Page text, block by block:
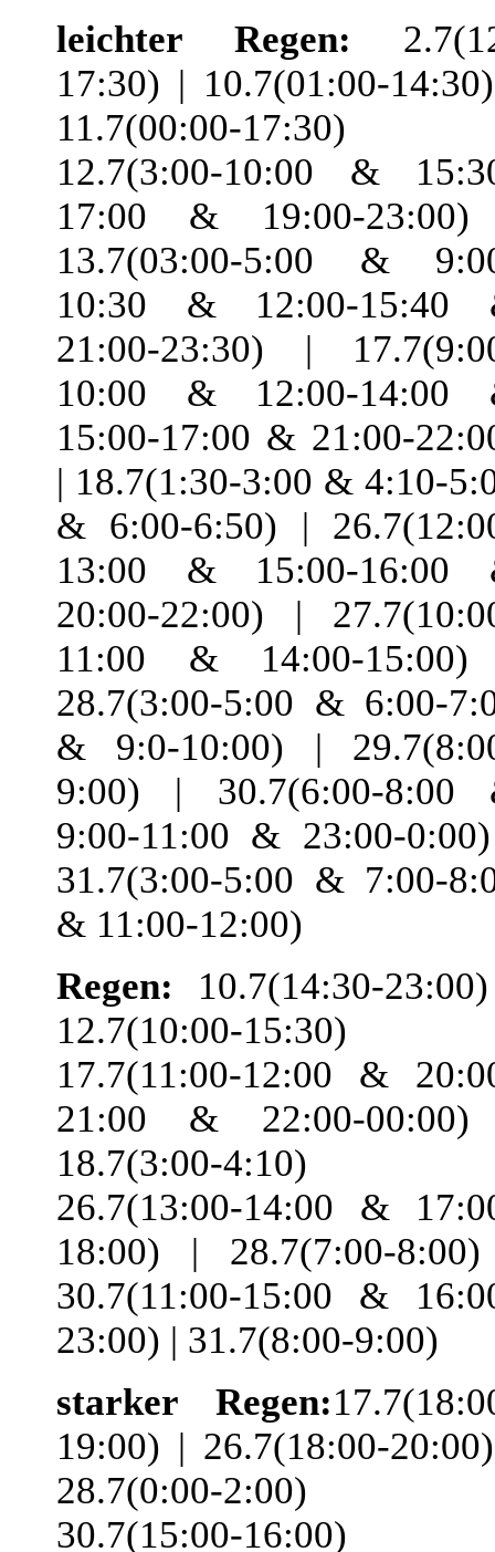
leichter Regen:
17:30) | 10.7(01:00-
11.7(00:00-
12.7(3:00-10:00 &
17:00 & 19:00-
13.7(03:00-5:00 &
10:30 & 12:00-15:40
21:00-23:30) |
10:00 & 12:00-14:00
15:00-17:00 & 21:00-
| 18.7(1:30-3:00 & 4:10-
& 6:00-6:50) |
13:00 & 15:00-16:00
20:00-22:00) |
11:00 & 14:00-
28.7(3:00-5:00 & 6:00-
& 9:0-10:00) |
9:00) | 30.7(6:00-8:00
9:00-11:00 & 23:00-
31.7(3:00-5:00 & 7:00-
& 11:00-12:00)
Regen: 10.7(14:30-
12.7(10:00-
17.7(11:00-12:00 &
21:00 & 22:00-
18.7(3:00-4:10)
26.7(13:00-14:00 &
18:00) | 28.7(7:00-
30.7(11:00-15:00 &
23:00) | 31.7(8:00-9:00)
starker Regen:
19:00) | 26.7(18:00-
28.7(0:00-2:00)
30.7(15:00-16:00)